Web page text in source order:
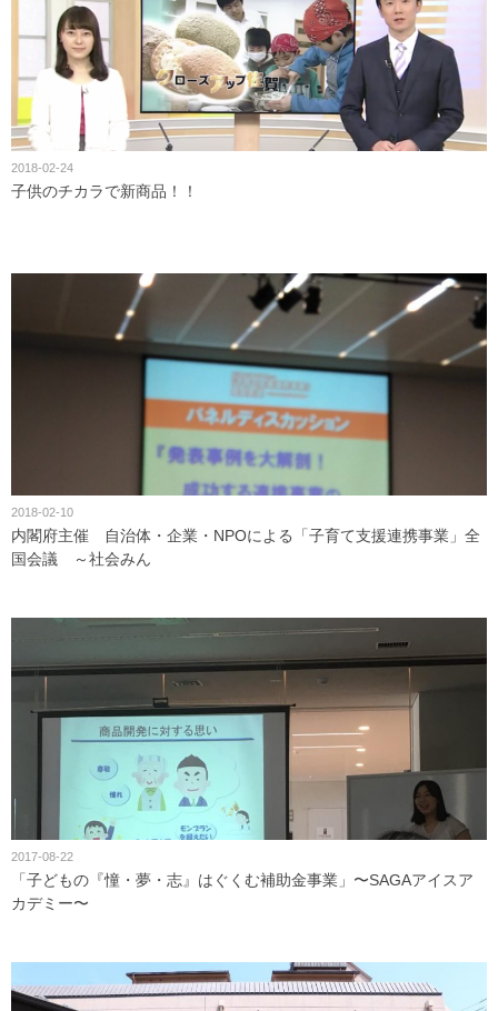
2018-02-24
子供のチカラで新商品！！
2018-02-10
内閣府主催 自治体・企業・NPOによる「子育て支援連携事業」全
国会議 ～社会みん
2017-08-22
「子どもの『憧・夢・志』はぐくむ補助金事業」〜SAGAアイスア
カデミー〜